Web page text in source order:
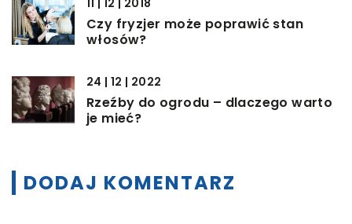
Czy fryzjer może poprawić stan
włosów?
24 | 12 | 2022
Rzeźby do ogrodu – dlaczego warto
je mieć?
DODAJ KOMENTARZ